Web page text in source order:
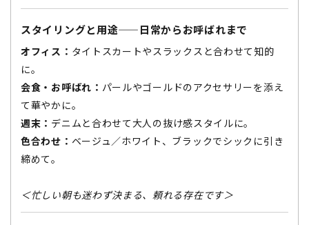
スタイリングと用途——日常からお呼ばれまで
オフィス： タイトスカートやスラックスと合わせて知的
に。
会食・お呼ばれ： パールやゴールドのアクセサリーを添え
て華やかに。
週末： デニムと合わせて大人の抜け感スタイルに。
色合わせ： ベージュ／ホワイト、ブラックでシックに引き
締めて。
＜忙しい朝も迷わず決まる、頼れる存在です＞